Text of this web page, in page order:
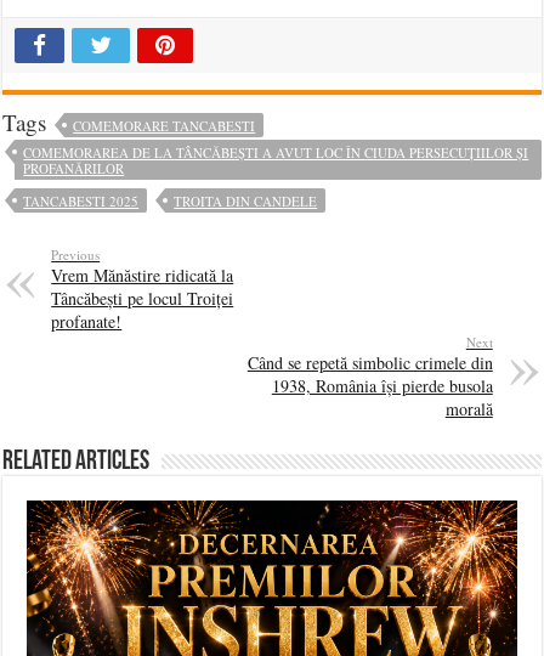
Tags
COMEMORARE TANCABESTI
COMEMORAREA DE LA TÂNCĂBEȘTI A AVUT LOC ÎN CIUDA PERSECUȚIILOR ȘI
PROFANĂRILOR
TANCABESTI 2025
TROITA DIN CANDELE
Previous
Vrem Mănăstire ridicată la
Tâncăbești pe locul Troiței
profanate!
Next
Când se repetă simbolic crimele din
1938, România își pierde busola
morală
Related Articles